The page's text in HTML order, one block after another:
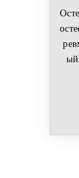
ый